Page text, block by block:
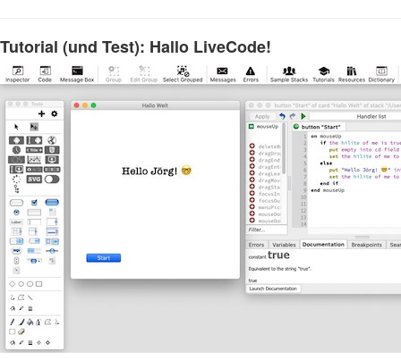
Tutorial (und Test): Hallo LiveCode!